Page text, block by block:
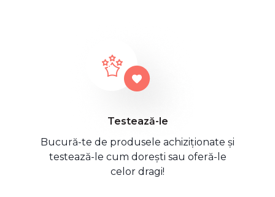
Testează-le
Bucură-te de produsele achiziționate și
testează-le cum dorești sau oferă-le
celor dragi!